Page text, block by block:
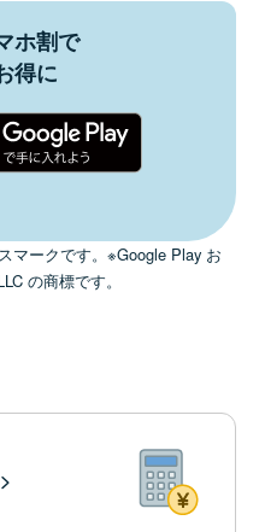
ホ割で
得に
マークです。※Google Play お
の商標です。